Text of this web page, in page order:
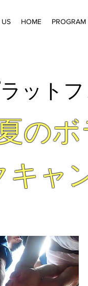
HOME PROGRAM
ット
の
キャ